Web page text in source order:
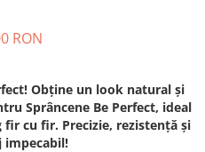
RON
Obține un look natural și
Sprâncene Be Perfect, ideal
cu fir. Precizie, rezistență și
impecabil!